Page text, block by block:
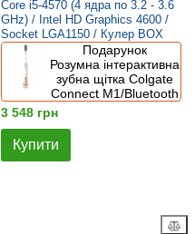
Core i5-4570 (4 ядра по 3.2 - 3.6
GHz) / Intel HD Graphics 4600 /
Socket LGA1150 / Кулер BOX
Подарунок
Розумна інтерактивна
зубна щітка Colgate
Connect M1/Bluetooth
3 548 грн
Купити